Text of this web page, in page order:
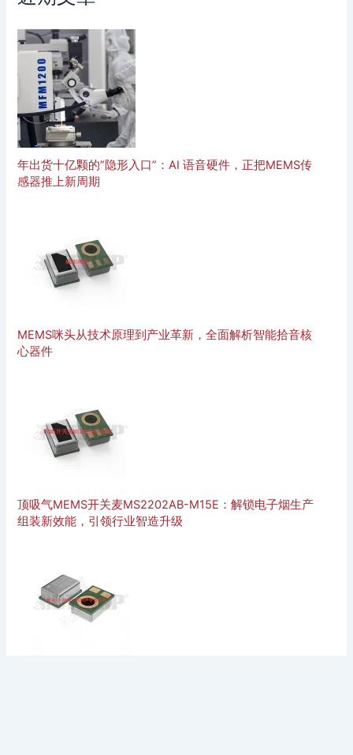
年出货十亿颗的”隐形入口”：AI 语音硬件，正把MEMS传
感器推上新周期
MEMS咪头从技术原理到产业革新，全面解析智能拾音核
心器件
顶吸气MEMS开关麦MS2202AB-M15E：解锁电子烟生产
组装新效能，引领行业智造升级